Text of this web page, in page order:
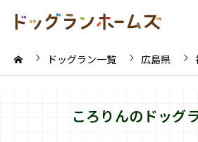
ドッグラン一覧 広島県
ころりんのドッグ